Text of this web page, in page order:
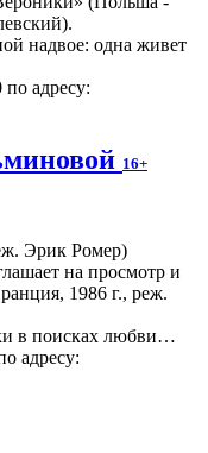
надвое: одна живет
по адресу:
16+
на просмотр и
1986 г., реж.
в поисках любви…
адресу: